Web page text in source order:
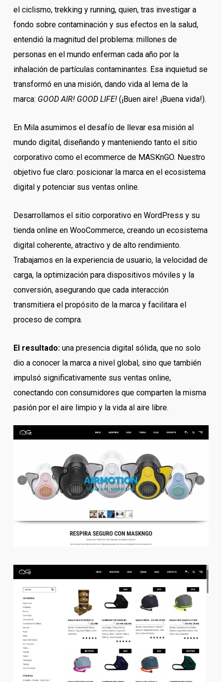
el ciclismo, trekking y running, quien, tras investigar a
fondo sobre contaminación y sus efectos en la salud,
entendió la magnitud del problema: millones de
personas en el mundo enferman cada año por la
inhalación de partículas contaminantes. Esa inquietud se
transformó en una misión, dando vida al lema de la
marca: GOOD AIR! GOOD LIFE! (¡Buen aire! ¡Buena vida!).
En Mila asumimos el desafío de llevar esa misión al
mundo digital, diseñando y manteniendo tanto el sitio
corporativo como el ecommerce de MASKnGO. Nuestro
objetivo fue claro: posicionar la marca en el ecosistema
digital y potenciar sus ventas online.
Desarrollamos el sitio corporativo en WordPress y su
tienda online en WooCommerce, creando un ecosistema
digital coherente, atractivo y de alto rendimiento.
Trabajamos en la experiencia de usuario, la velocidad de
carga, la optimización para dispositivos móviles y la
conversión, asegurando que cada interacción
transmitiera el propósito de la marca y facilitara el
proceso de compra.
El resultado: una presencia digital sólida, que no solo
dio a conocer la marca a nivel global, sino que también
impulsó significativamente sus ventas online,
conectando con consumidores que comparten la misma
pasión por el aire limpio y la vida al aire libre.